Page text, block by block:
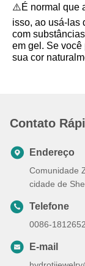
⚠️É normal que
isso, ao usá-las
com
em gel. Se você
sua cor
Contato
Endereço
Comunidade
cidade de
Telefone
0086-
E-mail